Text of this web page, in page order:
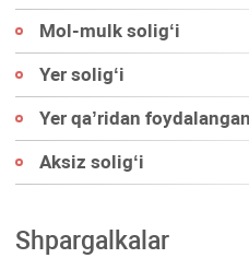
Mol-mulk soligʻi
Yer soligʻi
Yer qa’ridan
Aksiz soligʻi
Shpargalkalar